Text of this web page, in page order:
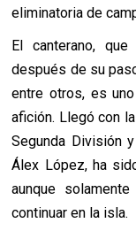
eliminatoria de
El canterano,
después de su
entre otros, es
afición. Llegó con
Segunda División
Álex López, ha
aunque
continuar en la isla.